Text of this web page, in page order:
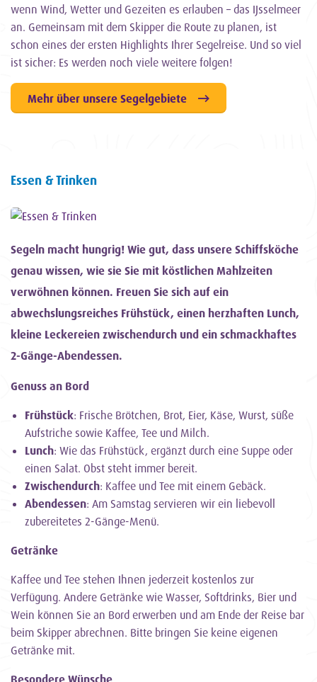
wenn Wind, Wetter und Gezeiten es erlauben – das IJsselmeer
an. Gemeinsam mit dem Skipper die Route zu planen, ist
schon eines der ersten Highlights Ihrer Segelreise. Und so viel
ist sicher: Es werden noch viele weitere folgen!
Mehr über unsere Segelgebiete
Essen & Trinken
Segeln macht hungrig! Wie gut, dass unsere Schiffsköche
genau wissen, wie sie Sie mit köstlichen Mahlzeiten
verwöhnen können. Freuen Sie sich auf ein
abwechslungsreiches Frühstück, einen herzhaften Lunch,
kleine Leckereien zwischendurch und ein schmackhaftes
2-Gänge-Abendessen.
Genuss an Bord
Frühstück: Frische Brötchen, Brot, Eier, Käse, Wurst, süße
Aufstriche sowie Kaffee, Tee und Milch.
Lunch: Wie das Frühstück, ergänzt durch eine Suppe oder
einen Salat. Obst steht immer bereit.
Zwischendurch: Kaffee und Tee mit einem Gebäck.
Abendessen: Am Samstag servieren wir ein liebevoll
zubereitetes 2-Gänge-Menü.
Getränke
Kaffee und Tee stehen Ihnen jederzeit kostenlos zur
Verfügung. Andere Getränke wie Wasser, Softdrinks, Bier und
Wein können Sie an Bord erwerben und am Ende der Reise bar
beim Skipper abrechnen. Bitte bringen Sie keine eigenen
Getränke mit.